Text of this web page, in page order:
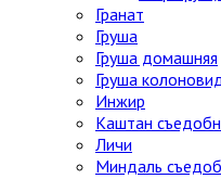
Гранат
Груша
Груша домашняя
Груша
Инжир
Каштан
Личи
Миндаль